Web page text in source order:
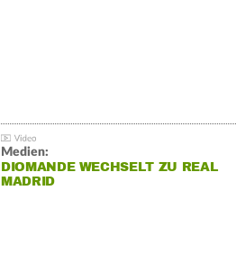
Medien:
DIOMANDE WECHSELT ZU REAL
MADRID